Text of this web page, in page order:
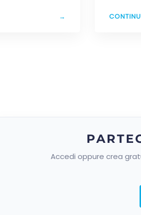
→
Accedi oppure crea